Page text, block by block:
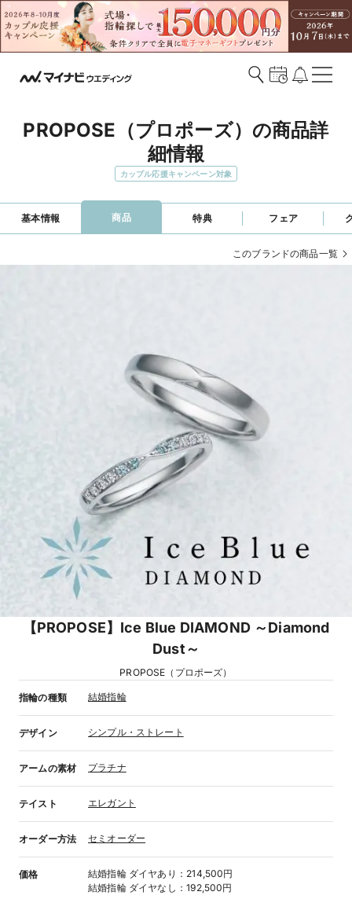
PROPOSE（プロポーズ）の商品詳
細情報
カップル応援キャンペーン対象
基本情報 商品 特典 フェア
このブランドの商品一覧
【PROPOSE】Ice Blue DIAMOND ～Diamond
Dust～
PROPOSE（プロポーズ）
指輪の種類 結婚指輪
デザイン シンプル・ストレート
アームの素材 プラチナ
テイスト エレガント
オーダー方法 セミオーダー
価格 結婚指輪 ダイヤあり ： 214,500円
結婚指輪 ダイヤなし ：192,500円